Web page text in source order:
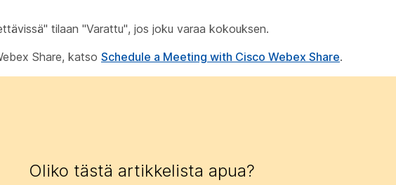
tilaan "Varattu", jos joku varaa kokouksen.
Share, katso Schedule a Meeting with Cisco Webex Share.
Oliko tästä artikkelista apua?